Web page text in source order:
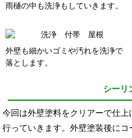
雨樋の中も洗浄もしていきます。
外壁も細かいゴミや汚れを洗浄で
落とします。
シーリ
今回は外壁塗料をクリアーで仕
行っていきます。外壁塗装後に